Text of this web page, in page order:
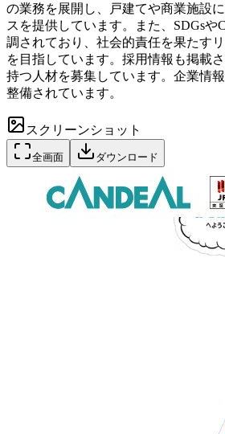
の業務を展開し、戸建てや商業施設
スを提供しています。また、SDGsや
調されており、社会的責任を果たす
を目指しています。採用情報も掲載
持つ人材を募集しています。企業情
整備されています。
スクリーンショット
全画面 ダウンロード